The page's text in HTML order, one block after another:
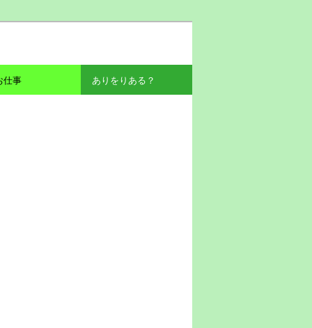
仕事 ありをりある？